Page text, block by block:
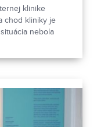
klinike
chod kliniky je
nebola